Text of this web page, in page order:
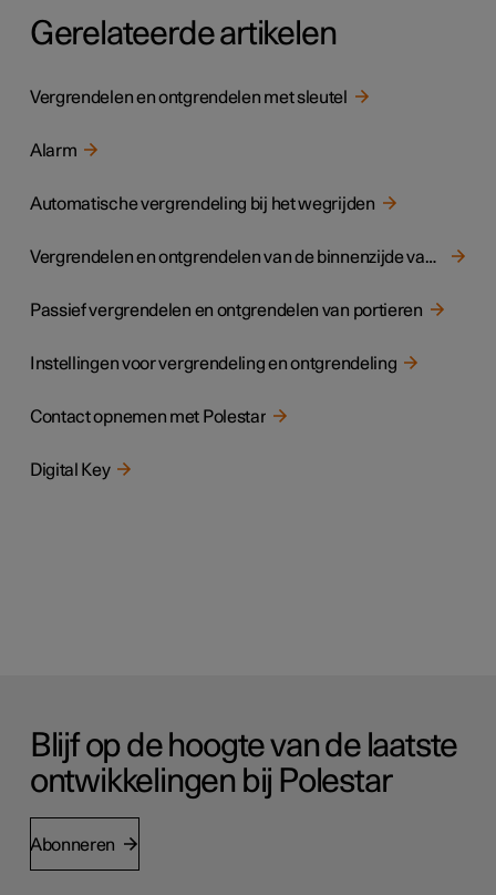
Gerelateerde artikelen
Vergrendelen en ontgrendelen met sleutel
Alarm
Automatische vergrendeling bij het wegrijden
Vergrendelen en ontgrendelen van de binnenzijde van de auto
Passief vergrendelen en ontgrendelen van portieren
Instellingen voor vergrendeling en ontgrendeling
Contact opnemen met Polestar
Digital Key
Blijf op de hoogte van de laatste
ontwikkelingen bij Polestar
Abonneren